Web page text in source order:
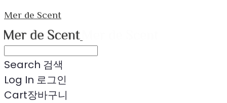
Mer de Scent
Search 검색
Log In 로그인
Cart장바구니